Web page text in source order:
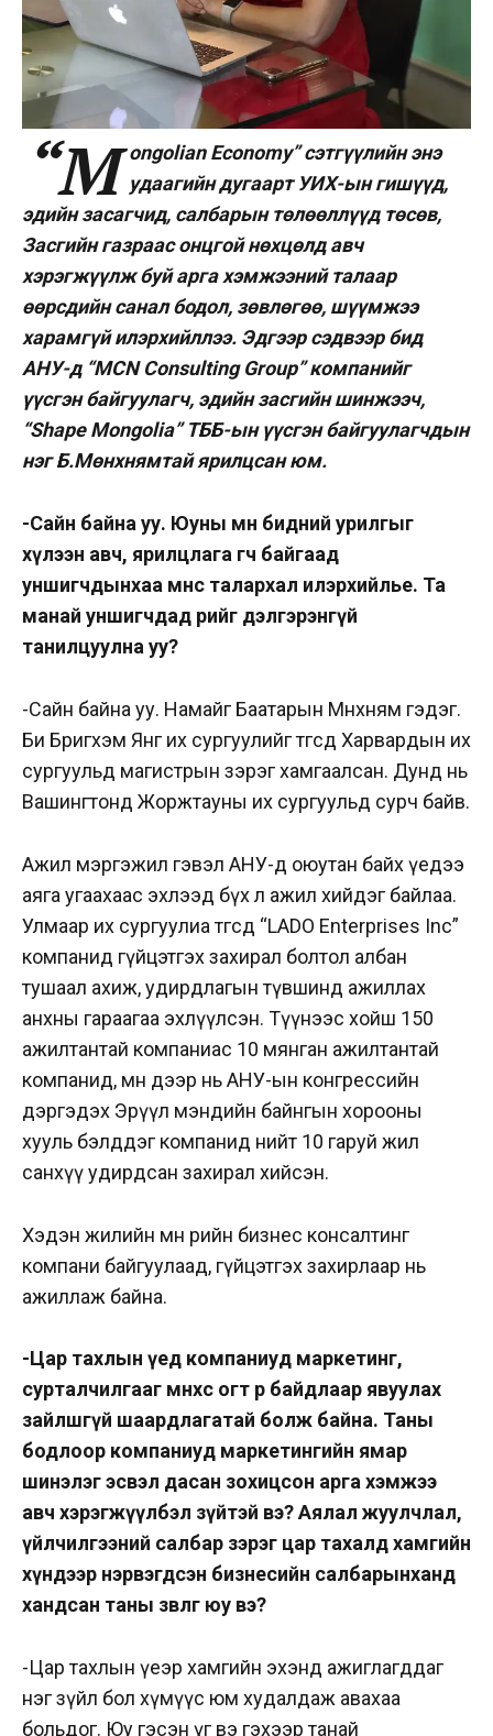
“M ongolian Economy” сэтгүүлийн энэ
удаагийн дугаарт УИХ-ын гишүүд,
эдийн засагчид, салбарын төлөөллүүд төсөв,
Засгийн газраас онцгой нөхцөлдавч
хэрэгжүүлж буй арга хэмжээний талаар
өөрсдийн санал бодол, зөвлөгөө, шүүмжээ
харамгүй илэрхийллээ. Эдгээр сэдвээр бид
АНУ-д “MCN Consulting Group” компанийг
үүсгэн байгуулагч, эдийн засгийн шинжээч,
“Shape Mongolia” ТББ-ын үүсгэн байгуулагчдын
нэг Б.Мөнхнямтай ярилцсан юм.
-Сайн байна уу. Юуны өмнө бидний урилгыг
хүлээн авч, ярилцлага өгч байгаад
уншигчдынхаа өмнөөс талархал илэрхийлье. Та
манай уншигчдад өөрийгөө дэлгэрэнгүй
танилцуулна уу?
-Сайн байна уу. Намайг Баатарын Мөнхням гэдэг.
Би Бригхэм Янг их сургуулийг төгсөөд Харвардын их
сургуульд магистрын зэрэг хамгаалсан. Дунд нь
Вашингтонд Жоржтауны их сургуульд сурч байв.
Ажил мэргэжил гэвэл АНУ-д оюутан байх үедээ
аяга угаахаас эхлээд бүх л ажил хийдэг байлаа.
Улмаар их сургуулиа төгсөөд “LADO Enterprises Inc”
компанид гүйцэтгэх захирал болтол албан
тушаал ахиж, удирдлагын түвшинд ажиллах
анхны гараагаа эхлүүлсэн. Түүнээс хойш 150
ажилтантай компаниас 10 мянган ажилтантай
компанид, мөн дээр нь АНУ-ын конгрессийн
дэргэдэх Эрүүл мэндийн байнгын хорооны
хууль бэлддэг компанид нийт 10 гаруй жил
санхүү удирдсан захирал хийсэн.
Хэдэн жилийн өмнө өөрийн бизнес консалтинг
компани байгуулаад, гүйцэтгэх захирлаар нь
ажиллаж байна.
-Цар тахлын үед компаниуд маркетинг,
сурталчилгааг өмнөхөөс огт өөр байдлаар явуулах
зайлшгүй шаардлагатай болж байна. Таны
бодлоор компаниуд маркетингийн ямар
шинэлэг эсвэл дасан зохицсон арга хэмжээ
авч хэрэгжүүлбэл зүйтэй вэ? Аялал жуулчлал,
үйлчилгээний салбар зэрэг цар тахалд хамгийн
хүндээр нэрвэгдсэн бизнесийн салбарынханд
хандсан таны зөвлөгөө юу вэ?
-Цар тахлын үеэр хамгийн эхэнд ажиглагддаг
нэг зүйл бол хүмүүс юм худалдаж авахаа
больдог. Юу гэсэн үг вэ гэхээр танай